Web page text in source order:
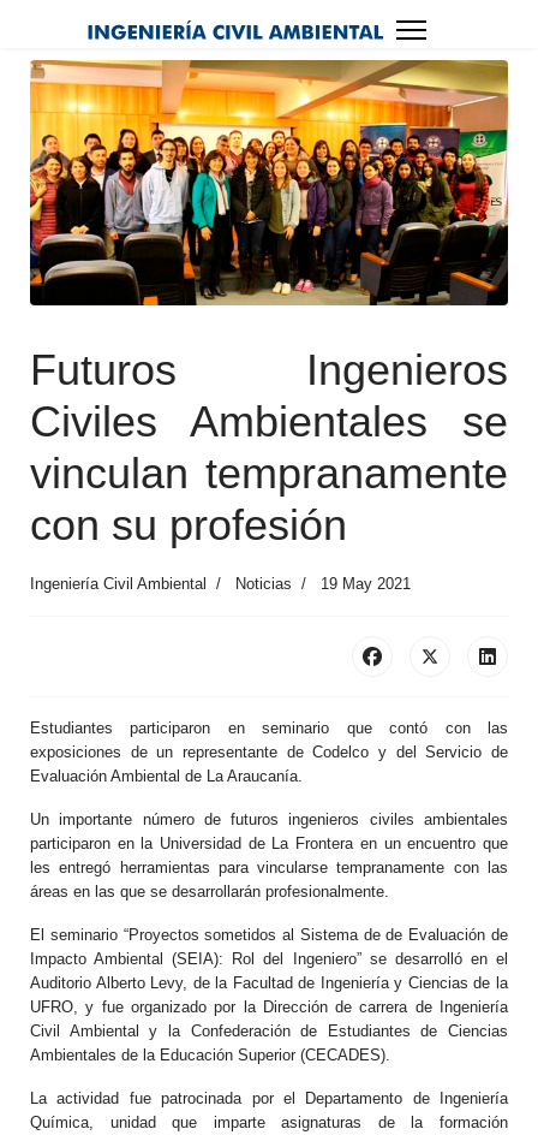
Futuros Ingenieros
Civiles Ambientales se
vinculan tempranamente
con su profesión
Ingeniería Civil Ambiental Noticias 19 May 2021
Estudiantes participaron en seminario que contó con las
exposiciones de un representante de Codelco y del Servicio de
Evaluación Ambiental de La Araucanía.
Un importante número de futuros ingenieros civiles ambientales
participaron en la Universidad de La Frontera en un encuentro que
les entregó herramientas para vincularse tempranamente con las
áreas en las que se desarrollarán profesionalmente.
El seminario “Proyectos sometidos al Sistema de de Evaluación de
Impacto Ambiental (SEIA): Rol del Ingeniero” se desarrolló en el
Auditorio Alberto Levy, de la Facultad de Ingeniería y Ciencias de la
UFRO, y fue organizado por la Dirección de carrera de Ingeniería
Civil Ambiental y la Confederación de Estudiantes de Ciencias
Ambientales de la Educación Superior (CECADES).
La actividad fue patrocinada por el Departamento de Ingeniería
Química, unidad que imparte asignaturas de la formación